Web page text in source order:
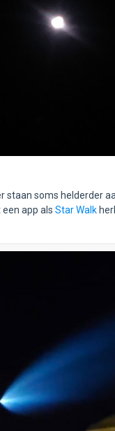
staan soms helderder
app als Star Walk